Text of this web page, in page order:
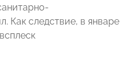
Как следствие, в январе